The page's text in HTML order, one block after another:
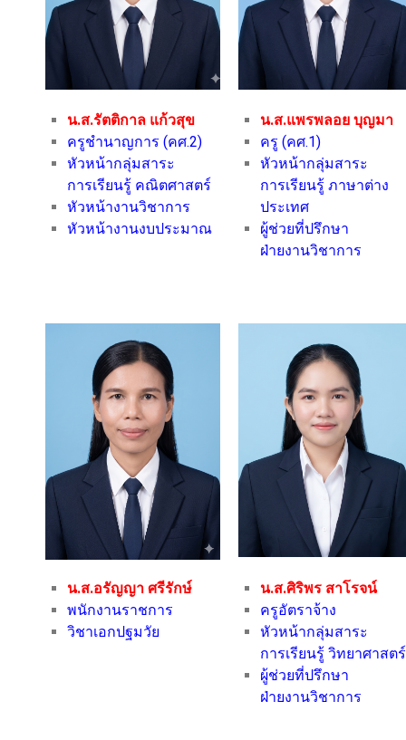
น.ส.รัตติกาล แก้วสุข
ครูชำนาญการ (คศ.2)
หัวหน้ากลุ่มสาระ
การเรียนรู้ คณิตศาสตร์
หัวหน้างานวิชาการ
หัวหน้างานงบประมาณ
น.ส.แพรพลอย บุญมา
ครู (คศ.1)
หัวหน้ากลุ่มสาระ
การเรียนรู้ ภาษาต่าง
ประเทศ
ผู้ช่วยที่ปรึกษา
ฝ่ายงานวิชาการ
น.ส.อรัญญา ศรีรักษ์
พนักงานราชการ
วิชาเอกปฐมวัย
น.ส.ศิริพร สาโรจน์
ครูอัตราจ้าง
หัวหน้ากลุ่มสาระ
การเรียนรู้ วิทยาศาสตร์
ผู้ช่วยที่ปรึกษา
ฝ่ายงานวิชาการ